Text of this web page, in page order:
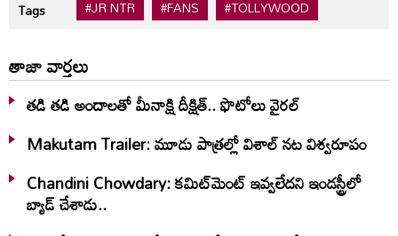
Tags #JR NTR #FANS #TOLLYWOOD
తాజా వార్తలు
తడి తడి అందాలతో మీనాక్షి దీక్షిత్‌.. ఫొటోలు వైరల్
Makutam Trailer: మూడు పాత్రల్లో విశాల్ నట విశ్వరూపం
Chandini Chowdary: కమిట్‌మెంట్ ఇవ్వలేదని ఇండస్ట్రీలో
బ్యాడ్ చేశాడు..